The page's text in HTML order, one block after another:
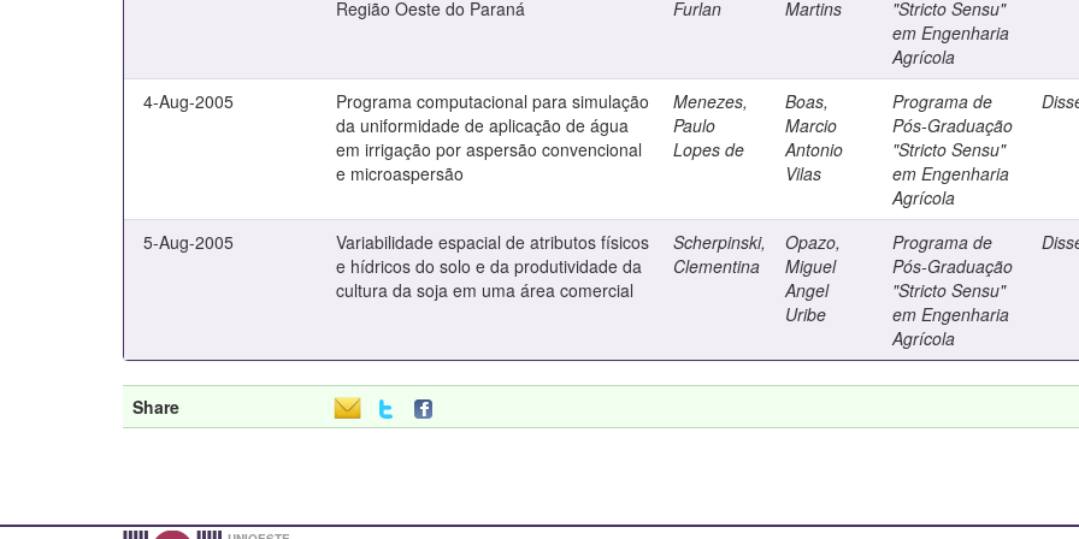
Região Oeste do Paraná
Furlan
Martins
"Stricto Sensu"
em Engenharia
Agrícola
4-Aug-2005
Programa computacional para simulação
da uniformidade de aplicação de água
em irrigação por aspersão convencional
e microaspersão
Menezes,
Paulo
Lopes de
Boas,
Marcio
Antonio
Vilas
Programa de
Pós-Graduação
"Stricto Sensu"
em Engenharia
Agrícola
5-Aug-2005
Variabilidade espacial de atributos físicos
e hídricos do solo e da produtividade da
cultura da soja em uma área comercial
Scherpinski,
Clementina
Opazo,
Miguel
Angel
Uribe
Programa de
Pós-Graduação
"Stricto Sensu"
em Engenharia
Agrícola
Share